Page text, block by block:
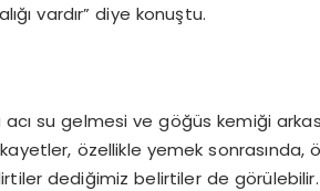
vardır” diye konuştu.
su gelmesi ve göğüs kemiği
özellikle yemek sonrasında,
dediğimiz belirtiler de